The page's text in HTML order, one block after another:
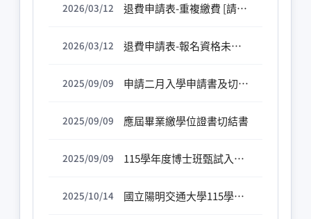
2026/03/12 退費申請表-重複繳費 [請檢附繳費證明]
2026/03/12 退費申請表-報名資格未符規定 [請檢附繳費證明]
2025/09/09 申請二月入學申請書及切結書
2025/09/09 應屆畢業繳學位證書切結書
2025/09/09 115學年度博士班甄試入學招生造字表
2025/10/14 國立陽明交通大學115學年度博士班甄試報名統計表